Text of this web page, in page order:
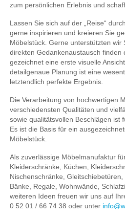
zum persönlichen Erlebnis und
Lassen Sie sich auf der „Reise“
gerne inspirieren und kreieren Sie
Möbelstück. Gerne unterstützten wir
direkten Gedankenaustausch finden
gezeichnet eine erste visuelle
detailgenaue Planung ist eine
letztendlich perfekte Ergebnis.
Die Verarbeitung von hochwertigen
verschiedensten Qualitäten und
sowie qualitätsvollen Beschlägen ist
Es ist die Basis für ein
Möbelstück.
Als zuverlässige Möbelmanufaktur
Kleiderschränke, Küchen,
Nischenschränke,
Bänke, Regale, Wohnwände,
weiteren Ideen freuen wir uns auf
0 52 01 / 66 74 38 oder unter